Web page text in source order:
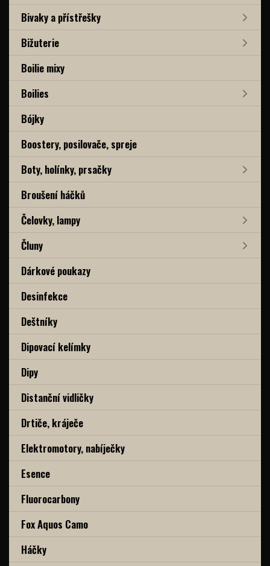
Bivaky a přístřešky
Bižuterie
Boilie mixy
Boilies
Bójky
Boostery, posilovače, spreje
Boty, holínky, prsačky
Broušení háčků
Čelovky, lampy
Čluny
Dárkové poukazy
Desinfekce
Deštníky
Dipovací kelímky
Dipy
Distanční vidličky
Drtiče, kráječe
Elektromotory, nabíječky
Esence
Fluorocarbony
Fox Aquos Camo
Háčky